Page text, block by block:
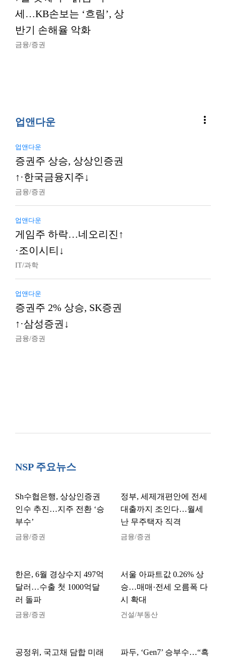
세…KB손보는 ‘흐림’, 상
반기 손해율 악화
금융/증권
업앤다운 more_vert
업앤다운
증권주 상승, 상상인증권
↑·한국금융지주↓
금융/증권
업앤다운
게임주 하락…네오리진↑
·조이시티↓
IT/과학
업앤다운
증권주 2% 상승, SK증권
↑·삼성증권↓
금융/증권
NSP 주요뉴스
Sh수협은행, 상상인증권
인수 추진…지주 전환 ‘승
부수’
금융/증권
정부, 세제개편안에 전세
대출까지 조인다…월세
난 무주택자 직격
금융/증권
한은, 6월 경상수지 497억
달러…수출 첫 1000억달
러 돌파
금융/증권
서울 아파트값 0.26% 상
승…매매·전세 오름폭 다
시 확대
건설/부동산
공정위, 국고채 담합 미래
파두, ‘Gen7’ 승부수…“흑